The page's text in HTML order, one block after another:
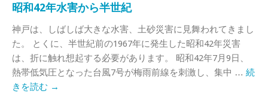
昭和42年水害から半世紀
神戸は、しばしば大きな水害、土砂災害に見舞われてきまし
た。 とくに、半世紀前の1967年に発生した昭和42年災害
は、折に触れ想起する必要があります。 昭和42年7月9日、
熱帯低気圧となった台風7号が梅雨前線を刺激し、集中 … 続
きを読む →